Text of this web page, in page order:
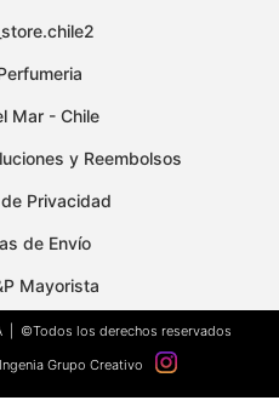
Mar - Chile
y Reembolsos
Privacidad
de Envío
Mayorista
| ©Todos los derechos reservados
Grupo Creativo